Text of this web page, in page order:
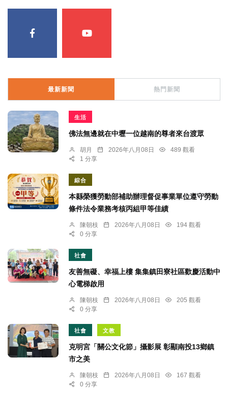
最新新聞 熱門新聞
生活
佛法無邊就在中壢一位越南的尊者來台渡眾
胡月 2026年八月08日
489 觀看
1 分享
綜合
本縣榮獲勞動部補助辦理督促事業單位遵守勞動
條件法令業務考核丙組甲等佳績
陳朝枝 2026年八月08日
194 觀看
0 分享
社會
友善無礙、幸福上樓 集集鎮田寮社區歡慶活動中
心電梯啟用
陳朝枝 2026年八月08日
205 觀看
0 分享
社會 文教
克明宮「關公文化節」攝影展 彰顯南投13鄉鎮
市之美
陳朝枝 2026年八月08日
167 觀看
0 分享